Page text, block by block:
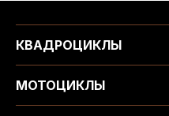
КВАДРОЦИКЛЫ
МОТОЦИКЛЫ